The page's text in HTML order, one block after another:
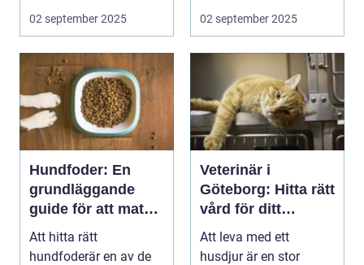
02 september 2025 02 september 2025
Hundfoder: En
grundläggande
guide för att mata
din fyrbenta vän
Att hitta rätt
hundfoderär en av de
Veterinär i
Göteborg: Hitta rätt
vård för ditt
husdjur
Att leva med ett
husdjur är en stor